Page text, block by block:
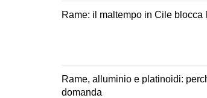
Rame: il maltempo in Cile
Rame, alluminio e platinoidi:
domanda